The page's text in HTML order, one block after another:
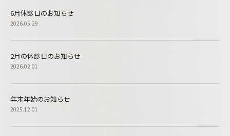
6月休診日のお知らせ
2026.05.29
2月の休診日のお知らせ
2026.02.01
年末年始のお知らせ
2025.12.01